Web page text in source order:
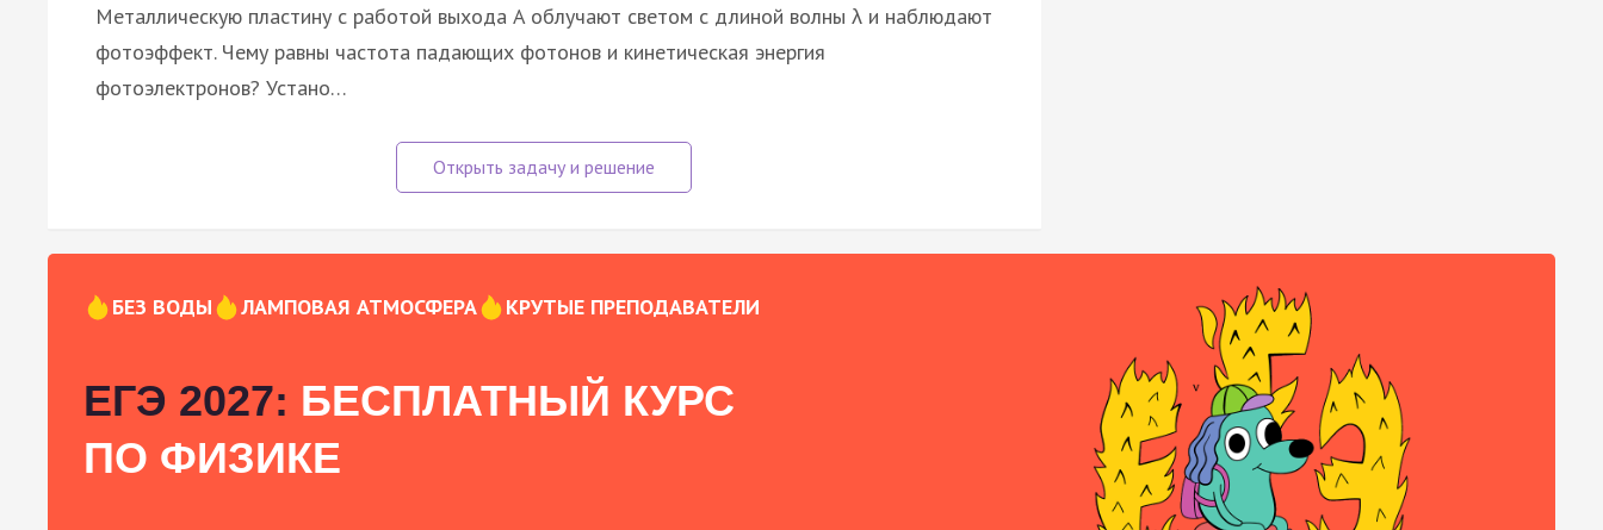
Металлическую пластину с работой выхода A облучают светом с длиной волны λ и наблюдают
фотоэффект. Чему равны частота падающих фотонов и кинетическая энергия
фотоэлектронов? Устано…
БЕЗ ВОДЫ ЛАМПОВАЯ АТМОСФЕРА КРУТЫЕ ПРЕПОДАВАТЕЛИ
ЕГЭ 2027: БЕСПЛАТНЫЙ КУРС
ПО ФИЗИКЕ